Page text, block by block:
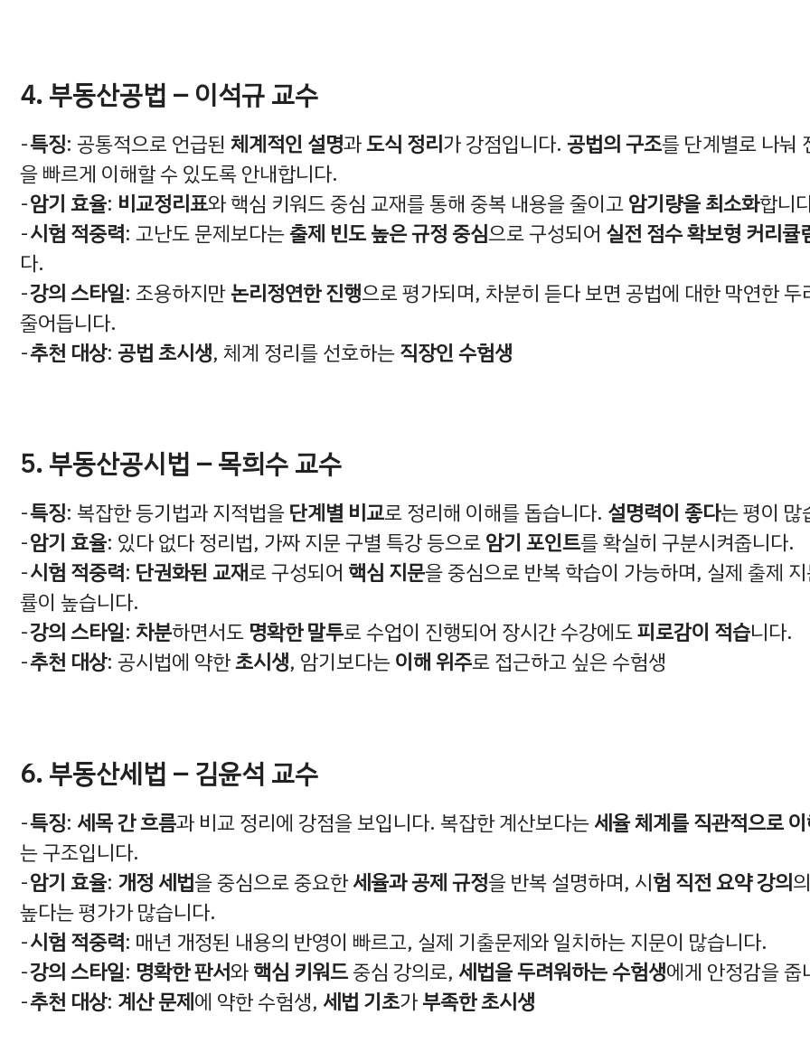
4. 부동산공법 – 이석규 교수
특징: 공통적으로 언급된 체계적인 설명과도식 정리가 강점입니다. 공법의 구조를 단계별로 나눠
을 빠르게 이해할 수 있도록 안내합니다.
암기 효율: 비교정리표와 핵심 키워드 중심 교재를 통해 중복 내용을 줄이고암기량을 최소화합니
시험 적중력: 고난도 문제보다는출제 빈도 높은 규정 중심으로 구성되어 실전 점수 확보형 커리큘
다.
강의 스타일: 조용하지만논리정연한 진행으로 평가되며, 차분히 듣다 보면 공법에 대한 막연한 두
줄어듭니다.
추천 대상: 공법 초시생, 체계 정리를 선호하는직장인 수험생
5. 부동산공시법 – 목희수 교수
특징: 복잡한 등기법과 지적법을단계별 비교로 정리해 이해를 돕습니다. 설명력이 좋다는 평이 많
암기 효율: 있다 없다 정리법, 가짜 지문 구별 특강 등으로암기 포인트를 확실히 구분시켜줍니다.
시험 적중력: 단권화된 교재로 구성되어 핵심 지문을 중심으로 반복 학습이 가능하며, 실제 출제
률이 높습니다.
강의 스타일: 차분하면서도 명확한 말투로 수업이 진행되어 장시간 수강에도피로감이 적습니다.
추천 대상: 공시법에 약한초시생, 암기보다는이해 위주로 접근하고 싶은 수험생
6. 부동산세법 – 김윤석 교수
특징: 세목 간 흐름과 비교 정리에 강점을 보입니다. 복잡한 계산보다는세율 체계를 직관적으로
는 구조입니다.
암기 효율: 개정 세법을 중심으로 중요한세율과 공제 규정을 반복 설명하며, 시험 직전 요약 강의
높다는 평가가 많습니다.
시험 적중력: 매년 개정된 내용의 반영이 빠르고, 실제 기출문제와 일치하는 지문이 많습니다.
강의 스타일: 명확한 판서와핵심 키워드중심 강의로, 세법을 두려워하는 수험생에게 안정감을 줍
추천 대상: 계산 문제에 약한 수험생, 세법 기초가부족한 초시생